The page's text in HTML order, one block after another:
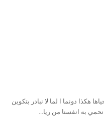
هكذا دونما ا لما لا نبادر بتكوين
به انفسنا من ريا...